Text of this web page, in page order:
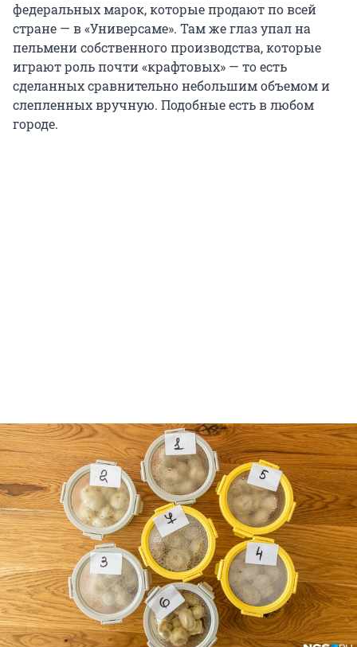
федеральных марок, которые продают по всей
стране — в «Универсаме». Там же глаз упал на
пельмени собственного производства, которые
играют роль почти «крафтовых» — то есть
сделанных сравнительно небольшим объемом и
слепленных вручную. Подобные есть в любом
городе.